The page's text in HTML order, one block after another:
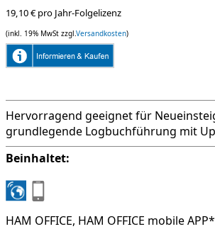
19,10 € pro Jahr-Folgelizenz
(inkl. 19% MwSt zzgl. Versandkosten)
Hervorragend geeignet für
grundlegende Logbuchführung mit
Beinhaltet:
HAM OFFICE, HAM OFFICE mobile APP*